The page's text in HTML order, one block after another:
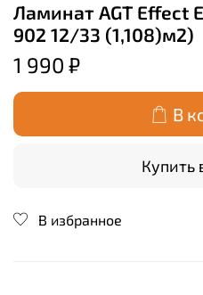
Ламинат AGT Effect
902 12/33 (1,108)м2)
1 990 ₽
В
Купить
В избранное